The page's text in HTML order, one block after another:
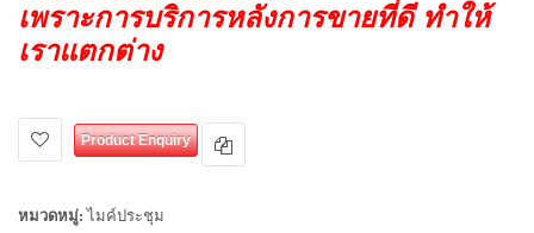
เพราะการบริการหลังการขายที่ดี ทำให้
เราแตกต่าง
Product Enquiry
หมวดหมู่:ไมค์ประชุม